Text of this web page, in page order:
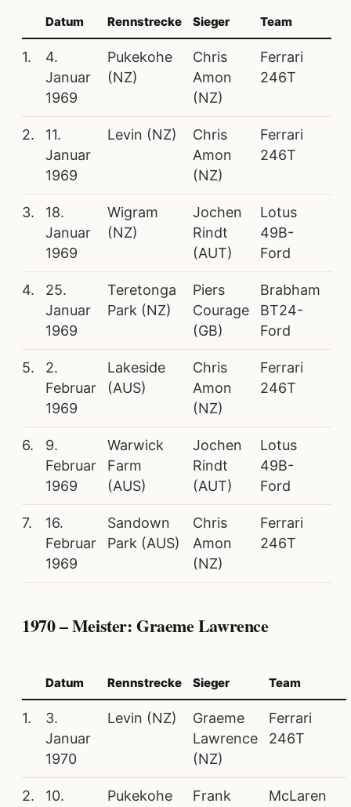
Datum Rennstrecke Sieger Team
1.
4.
Januar
1969
Pukekohe
(NZ)
Chris
Amon
(NZ)
Ferrari
246T
2.
11.
Januar
1969
Levin (NZ)
Chris
Amon
(NZ)
Ferrari
246T
3.
18.
Januar
1969
Wigram
(NZ)
Jochen
Rindt
(AUT)
Lotus
49B-
Ford
4.
25.
Januar
1969
Teretonga
Park (NZ)
Piers
Courage
(GB)
Brabham
BT24-
Ford
5.
2.
Februar
1969
Lakeside
(AUS)
Chris
Amon
(NZ)
Ferrari
246T
6.
9.
Februar
1969
Warwick
Farm
(AUS)
Jochen
Rindt
(AUT)
Lotus
49B-
Ford
7.
16.
Februar
1969
Sandown
Park (AUS)
Chris
Amon
(NZ)
Ferrari
246T
1970 – Meister: Graeme Lawrence
Datum Rennstrecke Sieger Team
1.
3.
Januar
1970
Levin (NZ)
Graeme
Lawrence
(NZ)
Ferrari
246T
2.
10.
Pukekohe
Frank
McLaren